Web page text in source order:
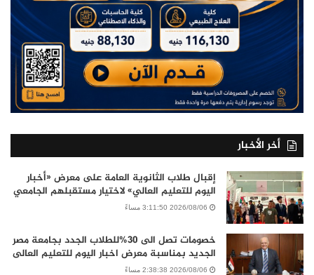
أخر الأخبار
إقبال طلاب الثانوية العامة على معرض «أخبار
اليوم للتعليم العالي» لاختيار مستقبلهم الجامعي
2026/08/06 3:11:50 مساءً
خصومات تصل الى 30%للطلاب الجدد بجامعة مصر
الجديد بمناسبة معرض اخبار اليوم للتعليم العالى
2026/08/06 2:38:38 مساءً